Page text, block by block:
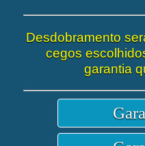
Desdobramento
cegos
garantia